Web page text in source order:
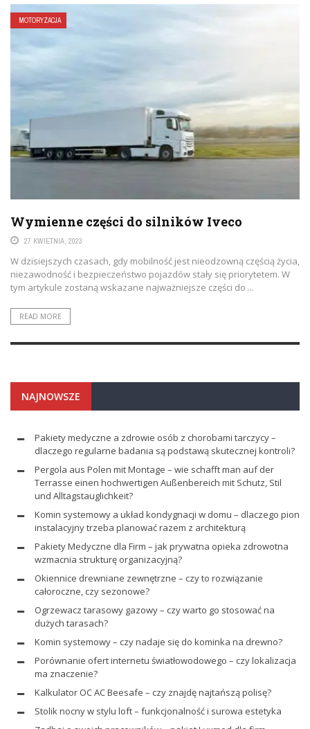
MOTORYZACJA
Wymienne części do silników Iveco
27 KWIETNIA, 2023
W dzisiejszych czasach, gdy mobilność jest nieodzowną częścią życia,
niezawodność i bezpieczeństwo pojazdów stały się priorytetem. W
tym artykule zostaną wskazane najważniejsze części do ...
READ MORE
NAJNOWSZE
Pakiety medyczne a zdrowie osób z chorobami tarczycy –
dlaczego regularne badania są podstawą skutecznej kontroli?
Pergola aus Polen mit Montage – wie schafft man auf der
Terrasse einen hochwertigen Außenbereich mit Schutz, Stil
und Alltagstauglichkeit?
Komin systemowy a układ kondygnacji w domu – dlaczego pion
instalacyjny trzeba planować razem z architekturą
Pakiety Medyczne dla Firm – jak prywatna opieka zdrowotna
wzmacnia strukturę organizacyjną?
Okiennice drewniane zewnętrzne – czy to rozwiązanie
całoroczne, czy sezonowe?
Ogrzewacz tarasowy gazowy – czy warto go stosować na
dużych tarasach?
Komin systemowy – czy nadaje się do kominka na drewno?
Porównanie ofert internetu światłowodowego – czy lokalizacja
ma znaczenie?
Kalkulator OC AC Beesafe – czy znajdę najtańszą polisę?
Stolik nocny w stylu loft – funkcjonalność i surowa estetyka